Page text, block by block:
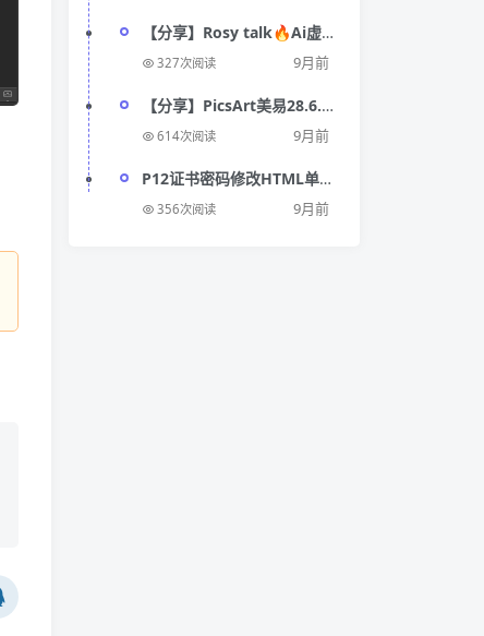
【分享】Rosy talk🔥Ai虚拟
女友🔥美丽国血统🔥中文
327次阅读 9月前
【分享】PicsArt美易28.6.6
最新开心版
614次阅读 9月前
P12证书密码修改HTML单页
源码356次阅读 9月前